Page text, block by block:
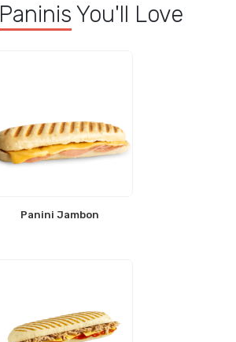
Paninis You'll Love
Panini Jambon